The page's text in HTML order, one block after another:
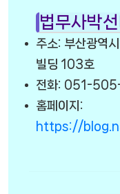
법무사박
주소: 부산광역
빌딩 103호
전화: 051-
홈페이지:
https://